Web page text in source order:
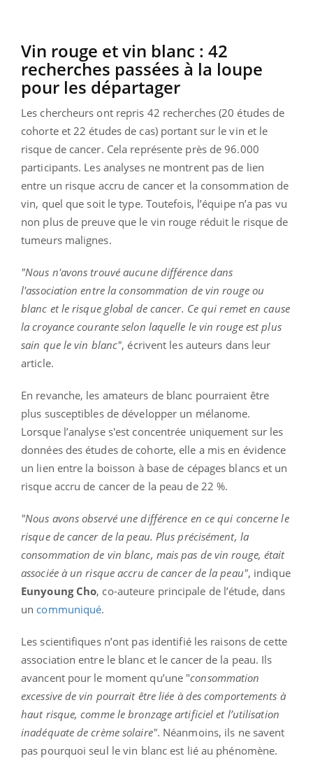
Vin rouge et vin blanc : 42
recherches passées à la loupe
pour les départager
Les chercheurs ont repris 42 recherches (20 études de
cohorte et 22 études de cas) portant sur le vin et le
risque de cancer. Cela représente près de 96.000
participants. Les analyses ne montrent pas de lien
entre un risque accru de cancer et la consommation de
vin, quel que soit le type. Toutefois, l’équipe n’a pas vu
non plus de preuve que le vin rouge réduit le risque de
tumeurs malignes.
"Nous n'avons trouvé aucune différence dans
l'association entre la consommation de vin rouge ou
blanc et le risque global de cancer. Ce qui remet en cause
la croyance courante selon laquelle le vin rouge est plus
sain que le vin blanc", écrivent les auteurs dans leur
article.
En revanche, les amateurs de blanc pourraient être
plus susceptibles de développer un mélanome.
Lorsque l’analyse s'est concentrée uniquement sur les
données des études de cohorte, elle a mis en évidence
un lien entre la boisson à base de cépages blancs et un
risque accru de cancer de la peau de 22 %.
"Nous avons observé une différence en ce qui concerne le
risque de cancer de la peau. Plus précisément, la
consommation de vin blanc, mais pas de vin rouge, était
associée à un risque accru de cancer de la peau", indique
Eunyoung Cho, co-auteure principale de l’étude, dans
un communiqué.
Les scientifiques n’ont pas identifié les raisons de cette
association entre le blanc et le cancer de la peau. Ils
avancent pour le moment qu’une "consommation
excessive de vin pourrait être liée à des comportements à
haut risque, comme le bronzage artificiel et l’utilisation
inadéquate de crème solaire". Néanmoins, ils ne savent
pas pourquoi seul le vin blanc est lié au phénomène.